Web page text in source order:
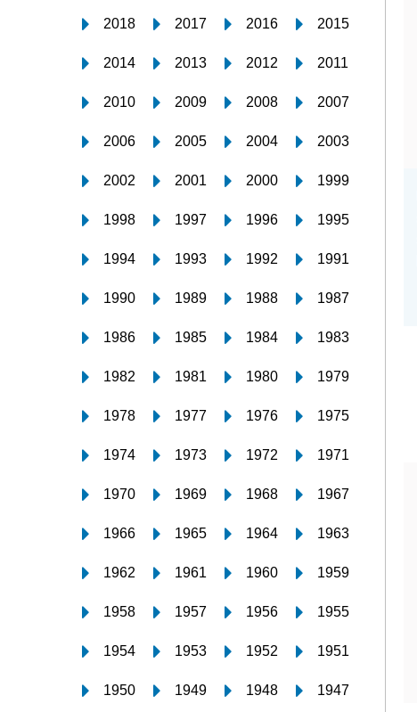
2018 2017 2016 2015
2014 2013 2012 2011
2010 2009 2008 2007
2006 2005 2004 2003
2002 2001 2000 1999
1998 1997 1996 1995
1994 1993 1992 1991
1990 1989 1988 1987
1986 1985 1984 1983
1982 1981 1980 1979
1978 1977 1976 1975
1974 1973 1972 1971
1970 1969 1968 1967
1966 1965 1964 1963
1962 1961 1960 1959
1958 1957 1956 1955
1954 1953 1952 1951
1950 1949 1948 1947